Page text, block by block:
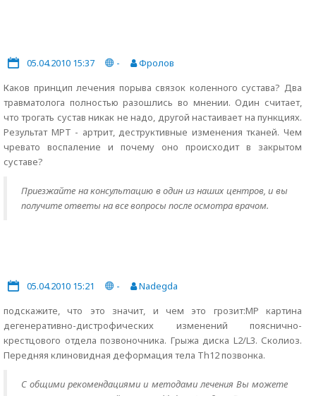
05.04.2010 15:37 -
Фролов
Каков принцип лечения порыва связок коленного сустава? Два
травматолога полностью разошлись во мнении. Один считает,
что трогать сустав никак не надо, другой настаивает на пункциях.
Результат МРТ - артрит, деструктивные изменения тканей. Чем
чревато воспаление и почему оно происходит в закрытом
суставе?
Приезжайте на консультацию в один из наших центров, и вы
получите ответы на все вопросы после осмотра врачом.
05.04.2010 15:21 -
Nadegda
подскажите, что это значит, и чем это грозит:МР картина
дегенеративно-дистрофических изменений пояснично-
крестцового отдела позвоночника. Грыжа диска L2/L3. Сколиоз.
Передняя клиновидная деформация тела Th12 позвонка.
С общими рекомендациями и методами лечения Вы можете